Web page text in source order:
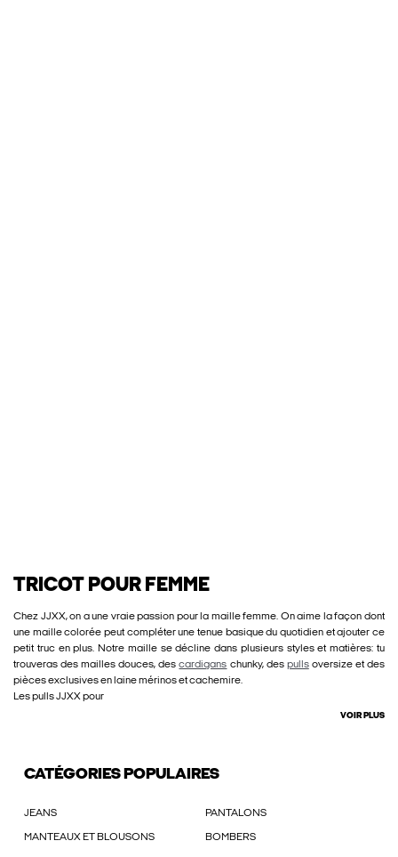
TRICOT POUR FEMME
Chez JJXX, on a une vraie passion pour la maille femme. On aime la façon dont
une maille colorée peut compléter une tenue basique du quotidien et ajouter ce
petit truc en plus. Notre maille se décline dans plusieurs styles et matières: tu
trouveras des mailles douces, descardigans chunky, des pullsoversize et des
pièces exclusives en laine mérinos et cachemire.
Les pulls JJXX pour
VOIR PLUS
CATÉGORIES POPULAIRES
JEANS PANTALONS
MANTEAUX ET BLOUSONS BOMBERS